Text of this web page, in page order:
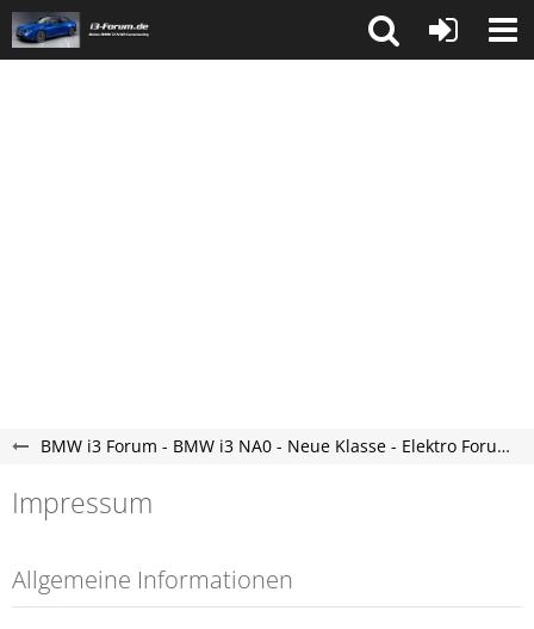
BMW i3 Forum - BMW i3 NA0 - Neue Klasse - Elektro Forum
Impressum
Allgemeine Informationen